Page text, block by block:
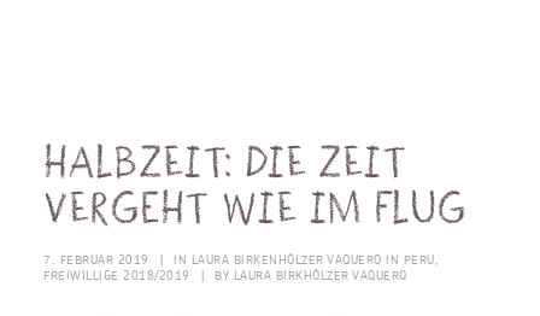
Halbzeit: Die Zeit
vergeht wie im Flug
7. FEBRUAR 2019 IN LAURA BIRKENHÖLZER VAQUERO IN PERU ,
FREIWILLIGE 2018/2019
BY LAURA BIRKHÖLZER VAQUERO